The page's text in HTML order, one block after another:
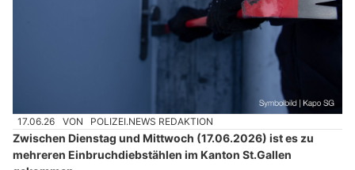
17.06.26 VON POLIZEI.NEWS REDAKTION
Zwischen Dienstag und Mittwoch (17.06.2026) ist es zu
mehreren Einbruchdiebstählen im Kanton St.Gallen